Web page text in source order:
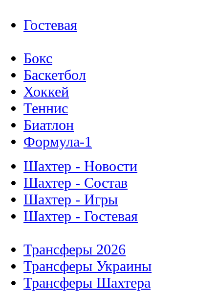
Гостевая
Бокс
Баскетбол
Хоккей
Теннис
Биатлон
Формула-1
Шахтер - Новости
Шахтер - Состав
Шахтер - Игры
Шахтер - Гостевая
Трансферы 2026
Трансферы Украины
Трансферы Шахтера